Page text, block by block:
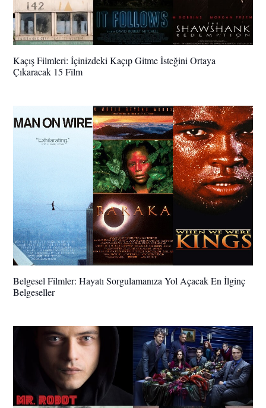
Kaçış Filmleri: İçinizdeki Kaçıp Gitme İsteğini Ortaya
Çıkaracak 15 Film
Belgesel Filmler: Hayatı Sorgulamanıza Yol Açacak En İlginç
Belgeseller